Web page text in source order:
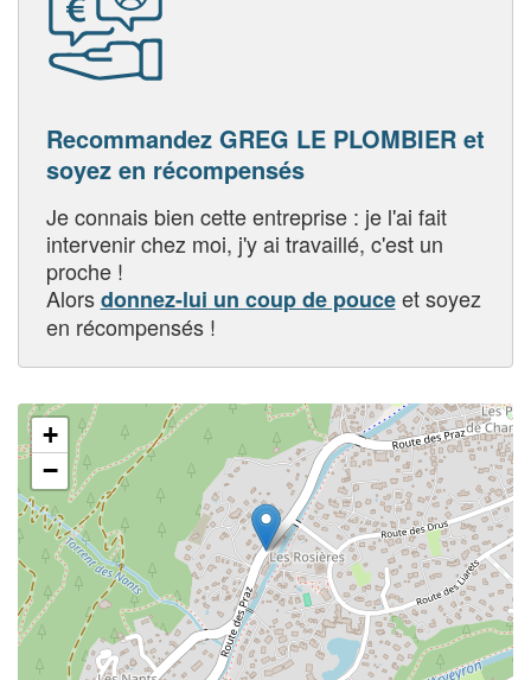
Recommandez GREG LE PLOMBIER et
soyez en récompensés
Je connais bien cette entreprise : je l'ai fait
intervenir chez moi, j'y ai travaillé, c'est un
proche !
Alorsdonnez-lui un coup de pouceet soyez
en récompensés !
+
−
✕
vos